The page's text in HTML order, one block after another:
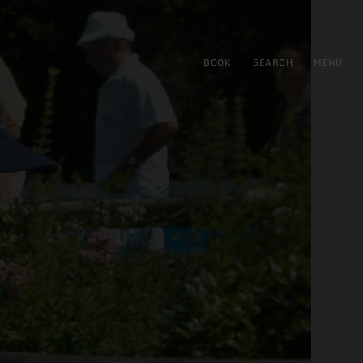
BOOK SEARCH MENU